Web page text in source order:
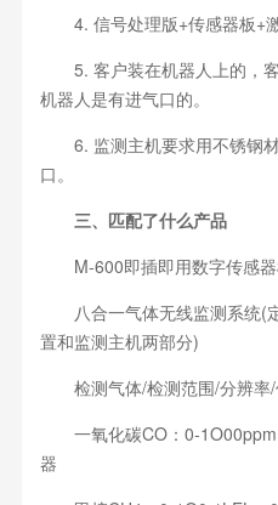
4. 信号处理版+传感器板+
5. 客户装在机器人上的，客
机器人是有进气口的。
6. 监测主机要求用不锈钢材
口。
三、匹配了什么产品
M-600即插即用数字传感器
八合一气体无线监测系统(
置和监测主机两部分)
检测气体/检测范围/分辨率/
一氧化碳CO：0-1O00ppm
器